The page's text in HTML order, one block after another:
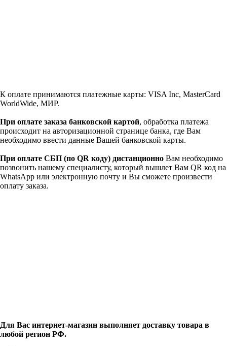
К оплате принимаются платежные карты: VISA Inc, MasterCard
WorldWide, МИР.
При оплате заказа банковской картой, обработка платежа
происходит на авторизационной странице банка, где Вам
необходимо ввести данные Вашей банковской карты.
При оплате СБП (по QR коду) дистанционно Вам необходимо
позвонить нашему специалисту, который вышлет Вам QR код на
WhatsApp или электронную почту и Вы сможете произвести
оплату заказа.
Для Вас интернет-магазин выполняет доставку товара в
любой регион РФ.